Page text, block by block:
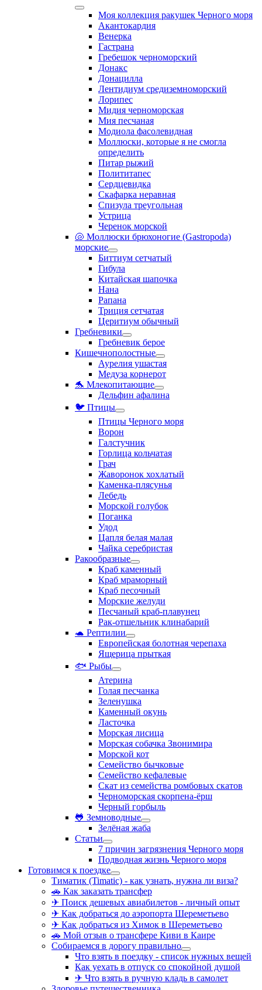
Моя коллекция ракушек Черного моря
Акантокардия
Венерка
Гастрана
Гребешок черноморский
Донакс
Донацилла
Лентидиум средиземноморский
Лорипес
Мидия черноморская
Мия песчаная
Модиола фасолевидная
Моллюски, которые я не смогла
определить
Питар рыжий
Полититапес
Сердцевидка
Скафарка неравная
Спизула треугольная
Устрица
Черенок морской
🐚 Моллюски брюхоногие (Gastropoda)
морские
Биттиум сетчатый
Гибула
Китайская шапочка
Нана
Рапана
Триция сетчатая
Церитиум обычный
Гребневики
Гребневик берое
Кишечнополостные
Аурелия ушастая
Медуза корнерот
🐬 Млекопитающие
Дельфин афалина
🐦 Птицы
Птицы Черного моря
Ворон
Галстучник
Горлица кольчатая
Грач
Жаворонок хохлатый
Каменка-плясунья
Лебедь
Морской голубок
Поганка
Удод
Цапля белая малая
Чайка серебристая
Ракообразные
Краб каменный
Краб мраморный
Краб песочный
Морские желуди
Песчаный краб-плавунец
Рак-отшельник клинабарий
🐢 Рептилии
Европейская болотная черепаха
Ящерица прыткая
🐟 Рыбы
Атерина
Голая песчанка
Зеленушка
Каменный окунь
Ласточка
Морская лисица
Морская собачка Звонимира
Морской кот
Семейство бычковые
Семейство кефалевые
Скат из семейства ромбовых скатов
Черноморская скорпена-ёрш
Черный горбыль
🐸 Земноводные
Зелёная жаба
Статьи
7 причин загрязнения Черного моря
Подводная жизнь Черного моря
Готовимся к поездке
Тиматик (Timatic) - как узнать, нужна ли виза?
🚗 Как заказать трансфер
✈ Поиск дешевых авиабилетов - личный опыт
✈ Как добраться до аэропорта Шереметьево
✈ Как добраться из Химок в Шереметьево
🚗 Мой отзыв о трансфере Киви в Каире
Собираемся в дорогу правильно
Что взять в поездку - список нужных вещей
Как уехать в отпуск со спокойной душой
✈ Что взять в ручную кладь в самолет